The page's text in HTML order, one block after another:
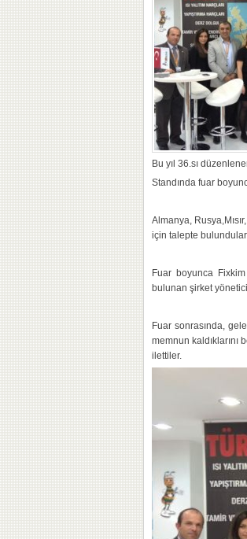
Bu yıl 36.sı
Standında fuar
Almanya,
için talepte
Fuar boyunca
bulunan şirket
Fuar sonrasında,
memnun kaldıklarını
ilettiler.